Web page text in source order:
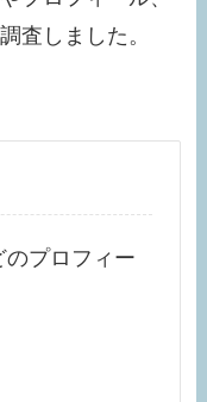
査しました。
プロフィー